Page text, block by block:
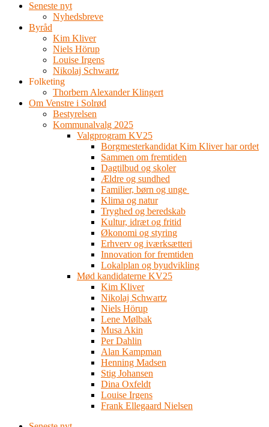
Seneste nyt
Nyhedsbreve
Byråd
Kim Kliver
Niels Hörup
Louise Irgens
Nikolaj Schwartz
Folketing
Thorbern Alexander Klingert
Om Venstre i Solrød
Bestyrelsen
Kommunalvalg 2025
Valgprogram KV25
Borgmesterkandidat Kim Kliver har ordet
Sammen om fremtiden
Dagtilbud og skoler
Ældre og sundhed
Familier, børn og unge
Klima og natur
Tryghed og beredskab
Kultur, idræt og fritid
Økonomi og styring
Erhverv og iværksætteri
Innovation for fremtiden
Lokalplan og byudvikling
Mød kandidaterne KV25
Kim Kliver
Nikolaj Schwartz
Niels Hörup
Lene Mølbak
Musa Akin
Per Dahlin
Alan Kampman
Henning Madsen
Stig Johansen
Dina Oxfeldt
Louise Irgens
Frank Ellegaard Nielsen